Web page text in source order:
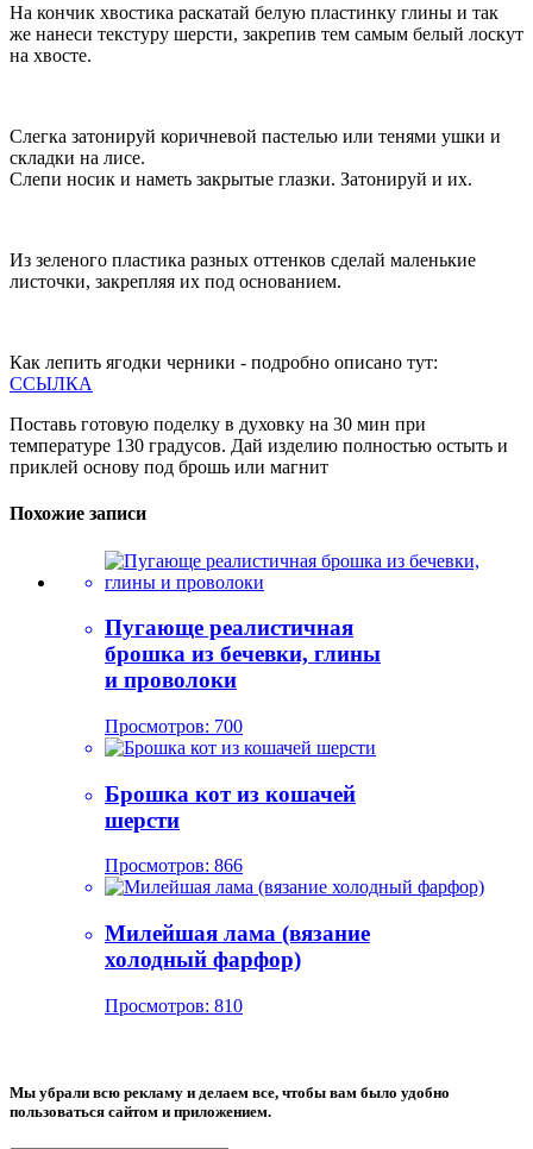
На кончик хвостика раскатай белую пластинку глины и так
же нанеси текстуру шерсти, закрепив тем самым белый лоскут
на хвосте.
Слегка затонируй коричневой пастелью или тенями ушки и
складки на лисе.
Слепи носик и наметь закрытые глазки. Затонируй и их.
Из зеленого пластика разных оттенков сделай маленькие
листочки, закрепляя их под основанием.
Как лепить ягодки черники - подробно описано тут:
ССЫЛКА
Поставь готовую поделку в духовку на 30 мин при
температуре 130 градусов. Дай изделию полностью остыть и
приклей основу под брошь или магнит
Похожие записи
Пугающе реалистичная
брошка из бечевки, глины
и проволоки
Просмотров: 700
Брошка кот из кошачей
шерсти
Просмотров: 866
Милейшая лама (вязание
холодный фарфор)
Просмотров: 810
Мы убрали всю рекламу и делаем все, чтобы вам было удобно
пользоваться сайтом и приложением.